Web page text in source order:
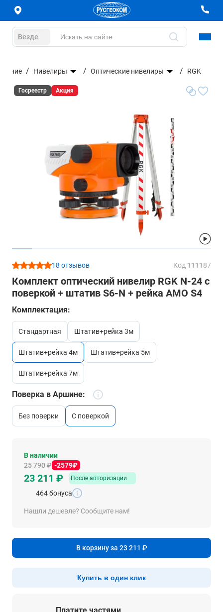
Везде
Нивелиры Оптические нивелиры RGK
Госреестр Акция
18 отзывов Код 111187
Комплект оптический нивелир RGK N-24 с
поверкой + штатив S6-N + рейка AMO S4
Комплектация:
стандартная штатив+рейка 3м
штатив+рейка 4м штатив+рейка 5м
штатив+рейка 7м
Поверка в Аршине:
без поверки c поверкой
В наличии
25 790 ₽ -2579₽
23 211 ₽ После авторизации
464 бонуса
Нашли дешевле? Сообщите нам!
В корзину за 23 211 ₽
Купить в один клик